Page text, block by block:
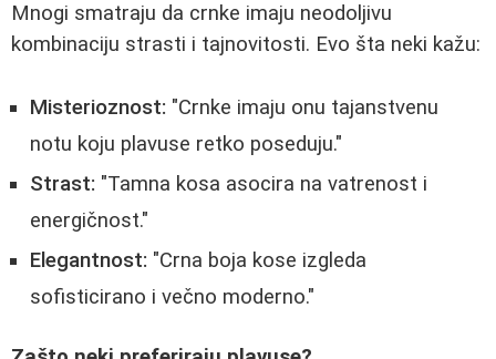
Mnogi smatraju da crnke imaju neodoljivu
kombinaciju strasti i tajnovitosti. Evo šta neki kažu:
Misterioznost: "Crnke imaju onu tajanstvenu
notu koju plavuse retko poseduju."
Strast: "Tamna kosa asocira na vatrenost i
energičnost."
Elegantnost: "Crna boja kose izgleda
sofisticirano i večno moderno."